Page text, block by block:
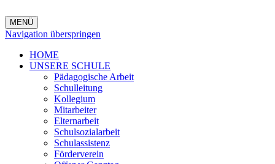
MENÜ
Navigation überspringen
HOME
UNSERE SCHULE
Pädagogische Arbeit
Schulleitung
Kollegium
Mitarbeiter
Elternarbeit
Schulsozialarbeit
Schulassistenz
Förderverein